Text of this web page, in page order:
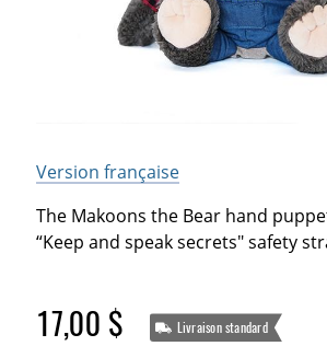
Version française
The Makoons the Bear hand
“Keep and speak secrets" safety
17,00 $ Livraison standard